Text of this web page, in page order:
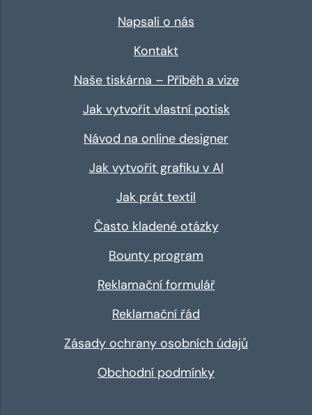
Napsali o nás
Kontakt
Naše tiskárna – Příběh a vize
Jak vytvořit vlastní potisk
Návod na online designer
Jak vytvořit grafiku v AI
Jak prát textil
Často kladené otázky
Bounty program
Reklamační formulář
Reklamační řád
Zásady ochrany osobních údajů
Obchodní podmínky